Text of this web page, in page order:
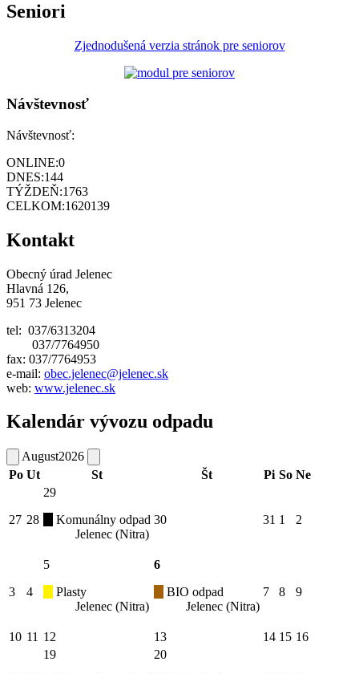
Seniori
Zjednodušená verzia stránok pre seniorov
Návštevnosť
Návštevnosť:
ONLINE:0
DNES:144
TÝŽDEŇ:1763
CELKOM:1620139
Kontakt
Obecný úrad Jelenec
Hlavná 126,
951 73 Jelenec
tel: 037/6313204
037/7764950
fax: 037/7764953
e-mail: obec.jelenec@jelenec.sk
web: www.jelenec.sk
Kalendár vývozu odpadu
August2026
Po Ut St Št Pi So Ne
27 28
29
Komunálny odpad
Jelenec (Nitra)
30 31 1 2
3 4
5
Plasty
Jelenec (Nitra)
6
BIO odpad
Jelenec (Nitra)
7 8 9
10 11 12 13 14 15 16
19
20